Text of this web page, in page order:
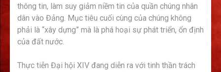
thông tin, làm suy giảm niềm tin của quần chúng nhân
dân vào Đảng. Mục tiêu cuối cùng của chúng không
phải là “xây dựng” mà là phá hoại sự phát triển, ổn định
của đất nước.
Thực tiễn Đại hội XIV đang diễn ra với tinh thần trách